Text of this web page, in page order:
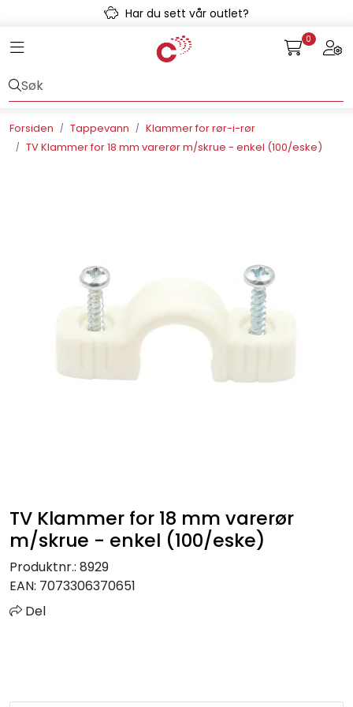
Skip to main contentHar du sett vår outlet?
Toggle navigation 0
Forsiden Tappevann
Klammer for rør-i-rør
TV Klammer for 18 mm varerør m/skrue - enkel (100/eske)
TV Klammer for 18 mm varerør
m/skrue - enkel (100/eske)
Produktnr.: 8929
EAN: 7073306370651
Del
Kulvert
Rørsystemer
Sprinkler
Varmeanlegg
Outlet